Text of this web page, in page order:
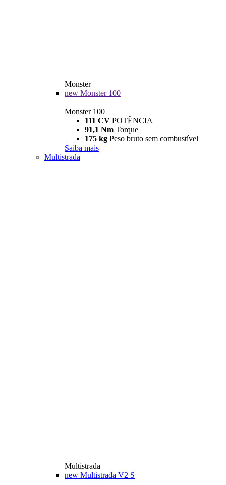
Monster
new Monster 100
Monster 100
111 CV POTÊNCIA
91,1 Nm Torque
175 kg Peso bruto sem combustível
Saiba mais
Multistrada
Multistrada
new Multistrada V2 S